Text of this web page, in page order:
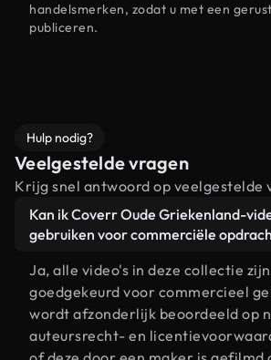
handelsmerken, zodat u met een
publiceren.
Hulp nodig?
Veelgestelde vragen
Krijg snel antwoord op veelgestelde
Kan ik Coverr Oude Griekenland-
gebruiken voor commerciële
Ja, alle video's in deze collectie
goedgekeurd voor commercieel
wordt afzonderlijk beoordeeld op
auteursrecht- en